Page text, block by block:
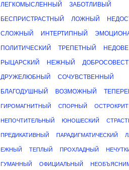
ЛЕГКОМЫСЛЕННЫЙ ЗАБОТЛИВЫЙ
БЕСПРИСТРАСТНЫЙ ЛОЖНЫЙ
СЛОЖНЫЙ ИНТЕРТИПНЫЙ
ПОЛИТИЧЕСКИЙ ТРЕПЕТНЫЙ
РЫЦАРСКИЙ НЕЖНЫЙ
ДРУЖЕЛЮБНЫЙ СОЧУВСТВЕННЫЙ
БЛАГОДУШНЫЙ ВОЗМОЖНЫЙ
ГИРОМАГНИТНЫЙ СПОРНЫЙ
НЕПОЧТИТЕЛЬНЫЙ ЮНОШЕСКИЙ
ПРЕДИКАТИВНЫЙ ПАРАДИГМАТИЧЕСКИЙ
ЕЖНЫЙ ТЕПЛЫЙ ПРОХЛАДНЫЙ
ГУМАННЫЙ ОФИЦИАЛЬНЫЙ